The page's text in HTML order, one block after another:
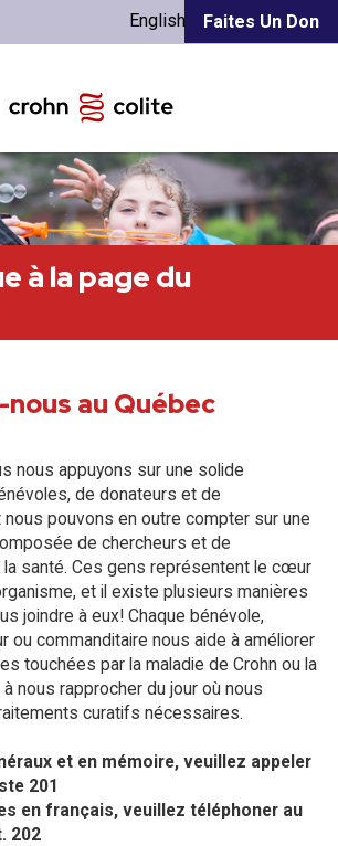
Faites Un Don
English
à la page du
au Québec
nous appuyons sur une solide
de donateurs et de
pouvons en outre compter sur une
de chercheurs et de
santé. Ces gens représentent le cœur
et il existe plusieurs manières
joindre à eux! Chaque bénévole,
ou commanditaire nous aide à améliorer
touchées par la maladie de Crohn ou la
nous rapprocher du jour où nous
curatifs nécessaires.
et en mémoire, veuillez appeler
201​
en français, veuillez téléphoner au
202